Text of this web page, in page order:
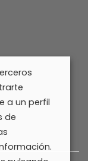
a un perfil
de